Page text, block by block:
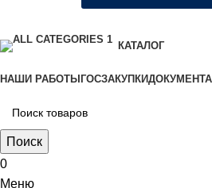
КАТАЛОГ
НАШИ РАБОТЫ ГОСЗАКУПКИ
Поиск
0
Меню